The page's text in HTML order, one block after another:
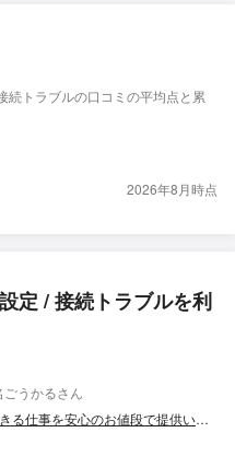
続トラブルの口コミの平均点と累
2026年8月時点
定 / 接続トラブルを利
うかるさん
＜時間や地域はご相談ください＞安心できる仕事を安心のお値段で提供いたします！